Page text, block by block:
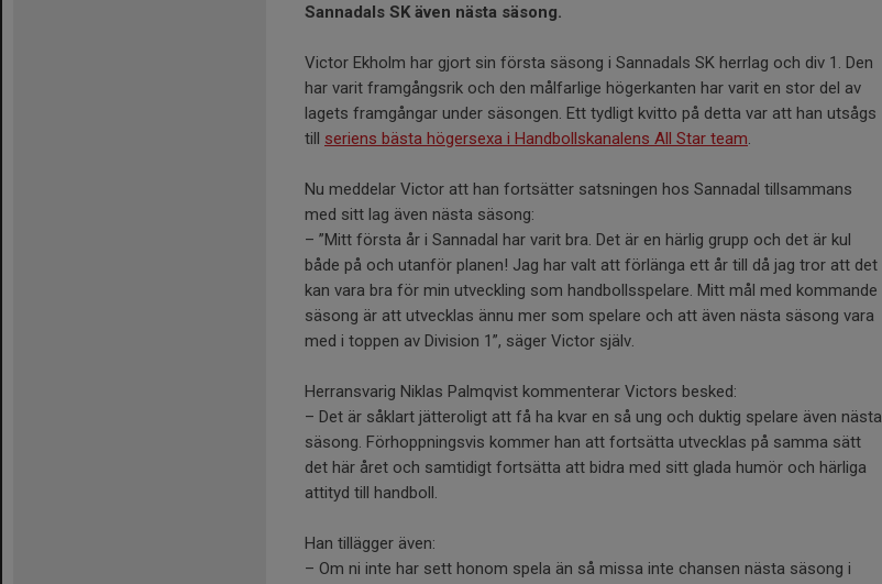
Sannadals SK även nästa säsong.
Victor Ekholm har gjort sin första säsong i Sannadals SK herrlag och div 1. Den
har varit framgångsrik och den målfarlige högerkanten har varit en stor del av
lagets framgångar under säsongen. Ett tydligt kvitto på detta var att han utsågs
till seriens bästa högersexa i Handbollskanalens All Star team.
Nu meddelar Victor att han fortsätter satsningen hos Sannadal tillsammans
med sitt lag även nästa säsong:
– ”Mitt första år i Sannadal har varit bra. Det är en härlig grupp och det är kul
både på och utanför planen! Jag har valt att förlänga ett år till då jag tror att det
kan vara bra för min utveckling som handbollsspelare. Mitt mål med kommande
säsong är att utvecklas ännu mer som spelare och att även nästa säsong vara
med i toppen av Division 1”, säger Victor själv.
Herransvarig Niklas Palmqvist kommenterar Victors besked:
– Det är såklart jätteroligt att få ha kvar en så ung och duktig spelare även nästa
säsong. Förhoppningsvis kommer han att fortsätta utvecklas på samma sätt
det här året och samtidigt fortsätta att bidra med sitt glada humör och härliga
attityd till handboll.
Han tillägger även:
– Om ni inte har sett honom spela än så missa inte chansen nästa säsong i